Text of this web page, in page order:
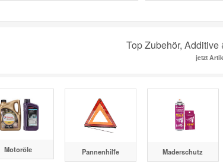
Top Zubehör, Additive
jetzt
Motoröle Pannenhilfe Maderschutz